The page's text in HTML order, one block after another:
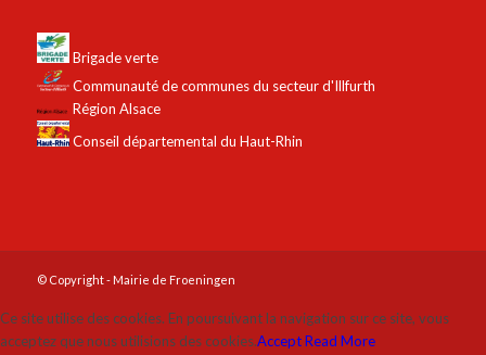
Brigade verte
Communauté de communes du secteur d'Illfurth
Région Alsace
Conseil départemental du Haut-Rhin
© Copyright - Mairie de Froeningen
Ce site utilise des cookies. En poursuivant la navigation sur ce site, vous
acceptez que nous utilisions des cookies.AcceptRead More